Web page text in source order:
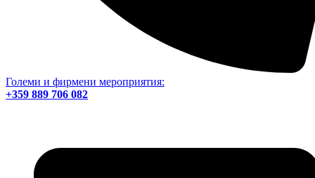
Големи и фирмени мероприятия:
+359 889 706 082